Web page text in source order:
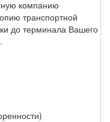
компанию
транспортной
до терминала Вашего